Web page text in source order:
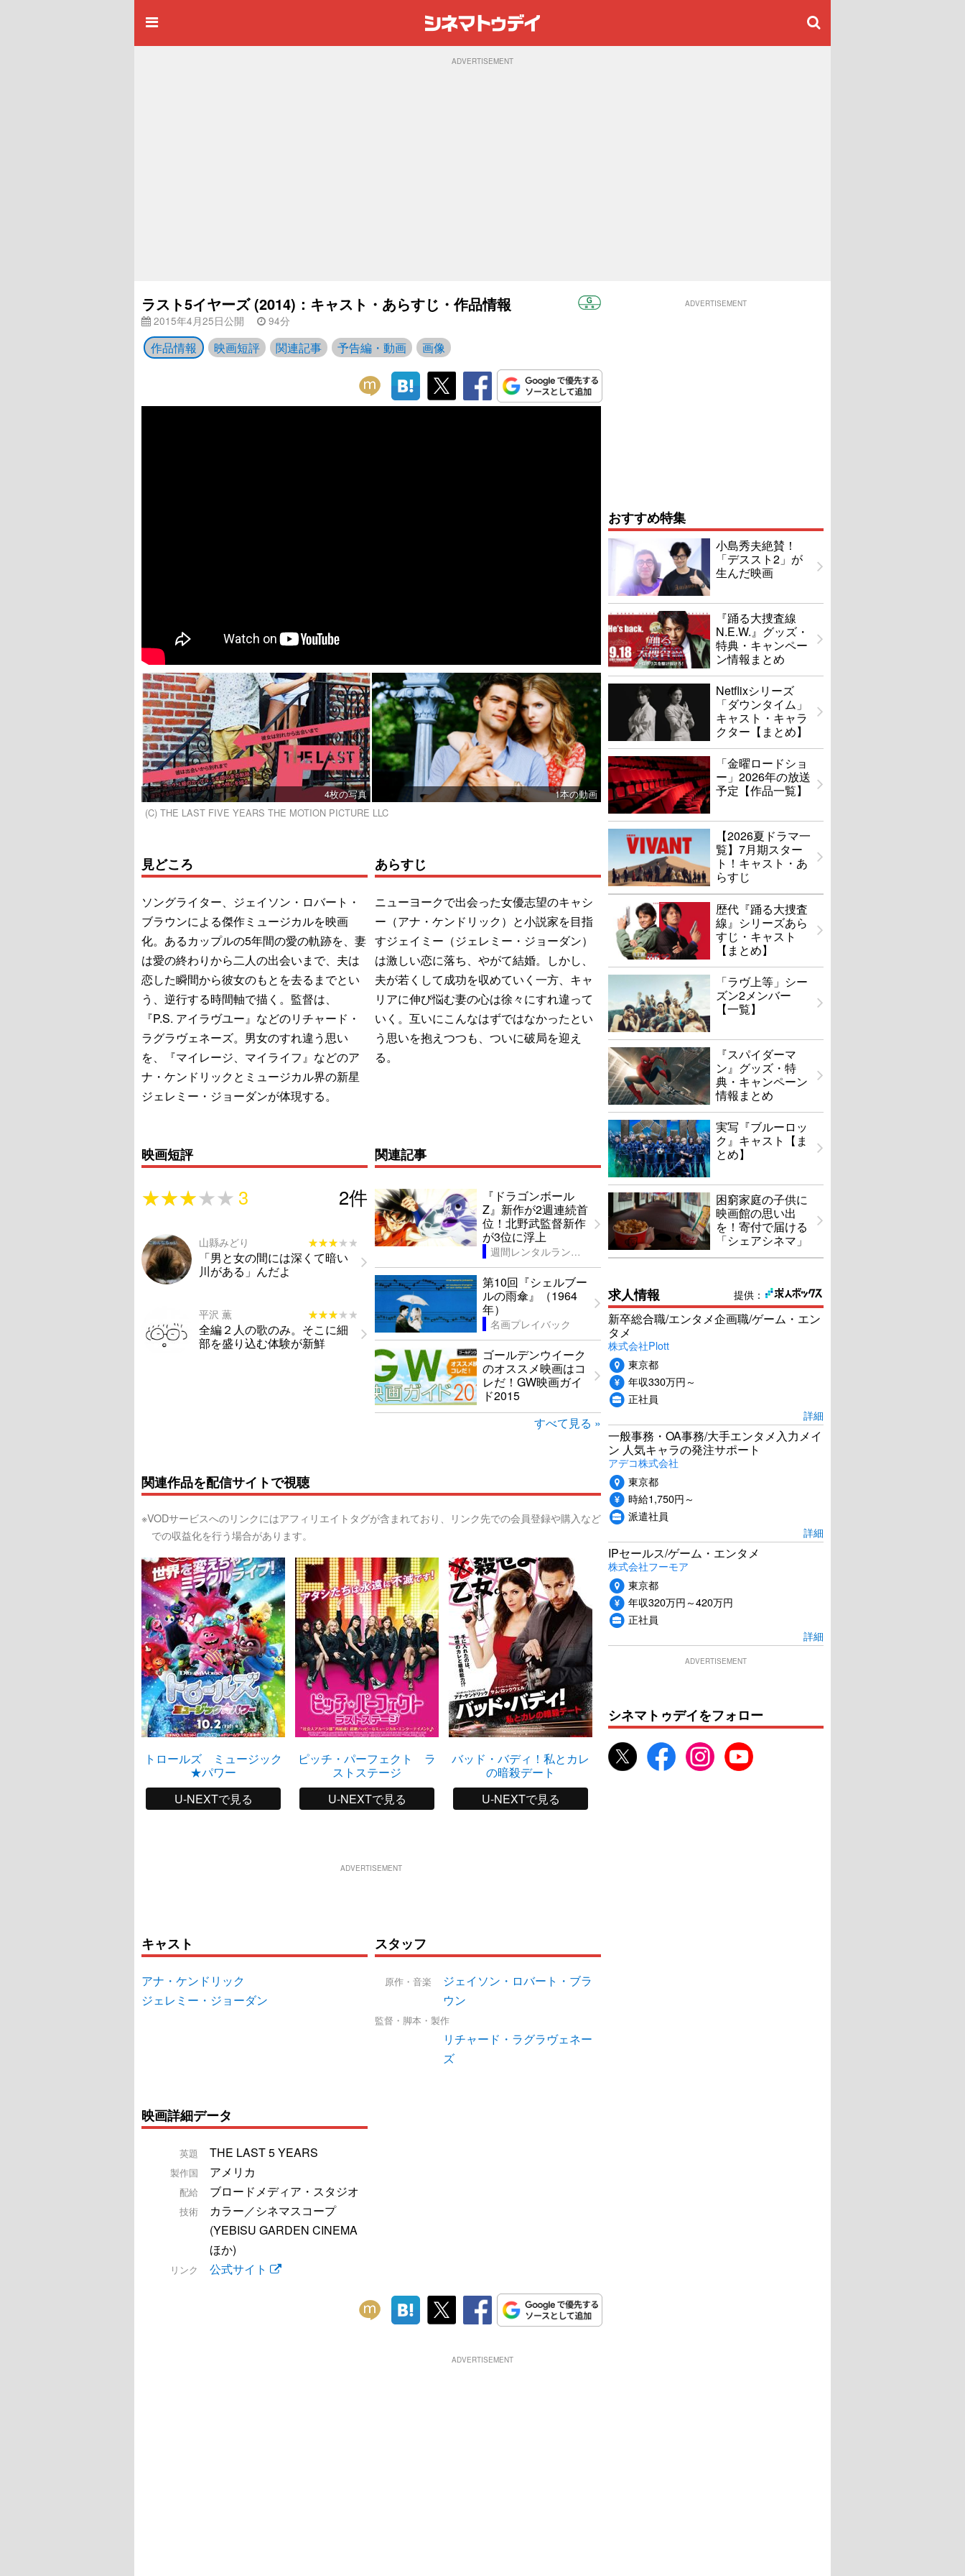
ADVERTISEMENT
ラスト5イヤーズ (2014)：キャスト・あらすじ・作品情報
2015年4月25日公開 94分
作品情報 映画短評 関連記事 予告編・動画 画像
4枚の写真
1本の動画
(C) THE LAST FIVE YEARS THE MOTION PICTURE LLC
見どころ
ソングライター、ジェイソン・ロバート・
ブラウンによる傑作ミュージカルを映画
化。あるカップルの5年間の愛の軌跡を、妻
は愛の終わりから二人の出会いまで、夫は
恋した瞬間から彼女のもとを去るまでとい
う、逆行する時間軸で描く。監督は、
『P.S. アイラヴユー』などのリチャード・
ラグラヴェネーズ。男女のすれ違う思い
を、『マイレージ、マイライフ』などのア
ナ・ケンドリックとミュージカル界の新星
ジェレミー・ジョーダンが体現する。
あらすじ
ニューヨークで出会った女優志望のキャシ
ー（アナ・ケンドリック）と小説家を目指
すジェイミー（ジェレミー・ジョーダン）
は激しい恋に落ち、やがて結婚。しかし、
夫が若くして成功を収めていく一方、キャ
リアに伸び悩む妻の心は徐々にすれ違って
いく。互いにこんなはずではなかったとい
う思いを抱えつつも、ついに破局を迎え
る。
映画短評
★★★★★
★★★★★ 3 2件
山縣みどり ★★★★★
★★★★★
「男と女の間には深くて暗い
川がある」んだよ
平沢 薫 ★★★★★
★★★★★
全編２人の歌のみ。そこに細
部を盛り込む体験が新鮮
関連記事
『ドラゴンボール
Z』新作が2週連続首
位！北野武監督新作
が3位に浮上
週間レンタルランキング
第10回『シェルブー
ルの雨傘』（1964
年）
名画プレイバック
ゴールデンウイーク
のオススメ映画はコ
レだ！GW映画ガイ
ド2015
すべて見る »
関連作品を配信サイトで視聴
※VODサービスへのリンクにはアフィリエイトタグが含まれており、リンク先での会員登録や購入など
での収益化を行う場合があります。
トロールズ ミュージック
★パワー
U-NEXTで見る
ピッチ・パーフェクト ラ
ストステージ
U-NEXTで見る
バッド・バディ！私とカレ
の暗殺デート
U-NEXTで見る
ザ・コンサルタント
ADVERTISEMENT
キャスト
アナ・ケンドリック
ジェレミー・ジョーダン
スタッフ
原作・音楽
ジェイソン・ロバート・ブラ
ウン
監督・脚本・製作
リチャード・ラグラヴェネー
ズ
映画詳細データ
英題 THE LAST 5 YEARS
製作国 アメリカ
配給 ブロードメディア・スタジオ
技術
カラー／シネマスコープ
(YEBISU GARDEN CINEMA
ほか)
リンク 公式サイト
ADVERTISEMENT
おすすめ特集
小島秀夫絶賛！
「デススト2」が
生んだ映画
『踊る大捜査線
N.E.W.』グッズ・
特典・キャンペー
ン情報まとめ
Netflixシリーズ
「ダウンタイム」
キャスト・キャラ
クター【まとめ】
「金曜ロードショ
ー」2026年の放送
予定【作品一覧】
【2026夏ドラマ一
覧】7月期スター
ト！キャスト・あ
らすじ
歴代『踊る大捜査
線』シリーズあら
すじ・キャスト
【まとめ】
「ラヴ上等」シー
ズン2メンバー
【一覧】
『スパイダーマ
ン』グッズ・特
典・キャンペーン
情報まとめ
実写『ブルーロッ
ク』キャスト【ま
とめ】
困窮家庭の子供に
映画館の思い出
を！寄付で届ける
「シェアシネマ」
提供：
求人情報
新卒総合職/エンタメ企画職/ゲーム・エン
タメ
株式会社Plott
東京都
年収330万円～
正社員
詳細
一般事務・OA事務/大手エンタメ入力メイ
ン 人気キャラの発注サポート
アデコ株式会社
東京都
時給1,750円～
派遣社員
詳細
IPセールス/ゲーム・エンタメ
株式会社フーモア
東京都
年収320万円～420万円
正社員
詳細
ADVERTISEMENT
シネマトゥデイをフォロー
ADVERTISEMENT